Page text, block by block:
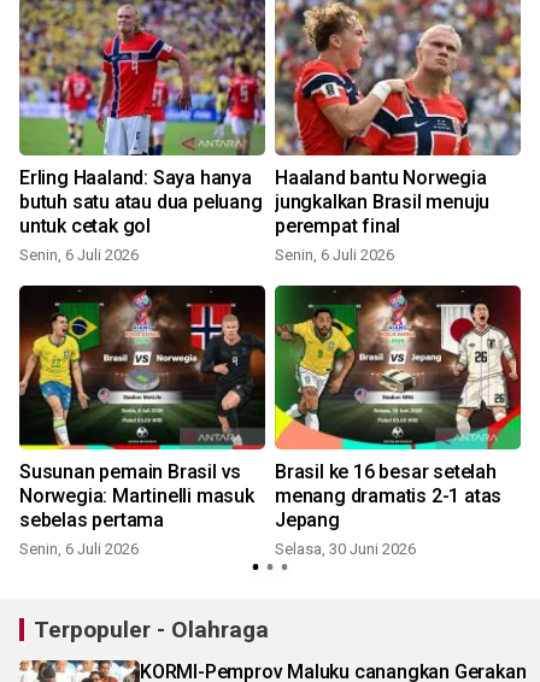
Erling Haaland: Saya hanya
butuh satu atau dua peluang
untuk cetak gol
Senin, 6 Juli 2026
Haaland bantu Norwegia
jungkalkan Brasil menuju
perempat final
Senin, 6 Juli 2026
Susunan pemain Brasil vs
Norwegia: Martinelli masuk
sebelas pertama
Senin, 6 Juli 2026
Brasil ke 16 besar setelah
menang dramatis 2-1 atas
Jepang
Selasa, 30 Juni 2026
Terpopuler - Olahraga
KORMI-Pemprov Maluku canangkan Gerakan